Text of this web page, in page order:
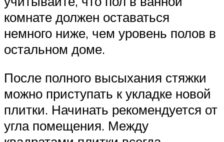
комнате должен оставаться
немного ниже, чем уровень полов в
остальном доме.
После полного высыхания стяжки
можно приступать к укладке новой
плитки. Начинать рекомендуется от
угла помещения. Между